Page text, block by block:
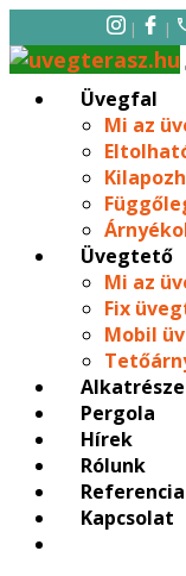
| |
Üvegfal
Mi az
Üvegtető
Mi az
Fix
Mobil
Pergola
Hírek
Rólunk
Referencia
Kapcsolat